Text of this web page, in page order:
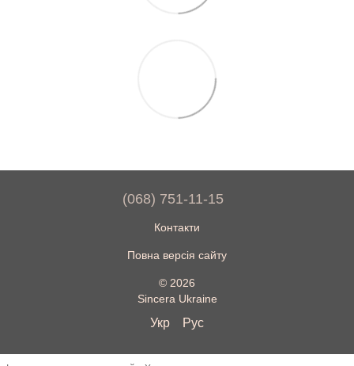
(068) 751-11-15
Контакти
Повна версія сайту
© 2026
Sincera Ukraine
Укр Рус